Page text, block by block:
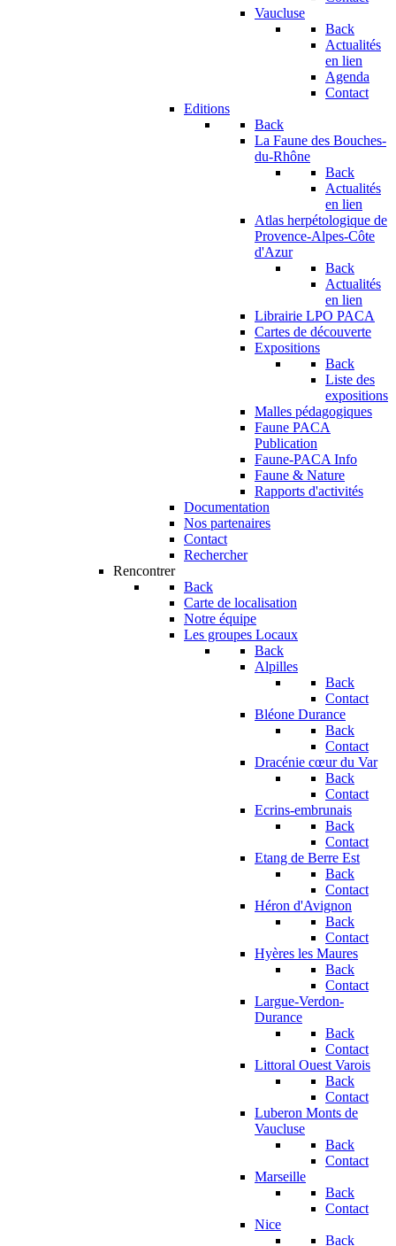
Vaucluse
Back
Actualités
en lien
Agenda
Contact
Editions
Back
La Faune des Bouches-
du-Rhône
Back
Actualités
en lien
Atlas herpétologique de
Provence-Alpes-Côte
d'Azur
Back
Actualités
en lien
Librairie LPO PACA
Cartes de découverte
Expositions
Back
Liste des
expositions
Malles pédagogiques
Faune PACA
Publication
Faune-PACA Info
Faune & Nature
Rapports d'activités
Documentation
Nos partenaires
Contact
Rechercher
Rencontrer
Back
Carte de localisation
Notre équipe
Les groupes Locaux
Back
Alpilles
Back
Contact
Bléone Durance
Back
Contact
Dracénie cœur du Var
Back
Contact
Ecrins-embrunais
Back
Contact
Etang de Berre Est
Back
Contact
Héron d'Avignon
Back
Contact
Hyères les Maures
Back
Contact
Largue-Verdon-
Durance
Back
Contact
Littoral Ouest Varois
Back
Contact
Luberon Monts de
Vaucluse
Back
Contact
Marseille
Back
Contact
Nice
Back